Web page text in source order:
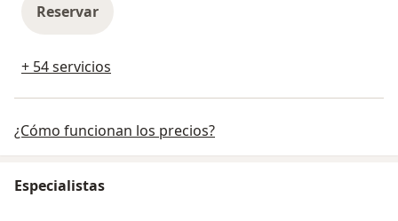
Reservar
+ 54 servicios
¿Cómo funcionan los precios?
Especialistas